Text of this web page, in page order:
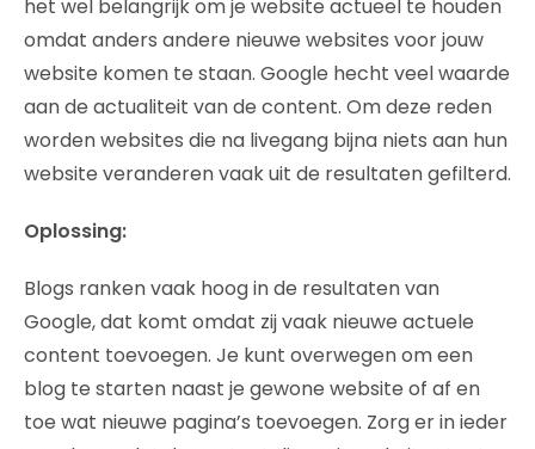
het wel belangrijk om je website actueel te houden
omdat anders andere nieuwe websites voor jouw
website komen te staan. Google hecht veel waarde
aan de actualiteit van de content. Om deze reden
worden websites die na livegang bijna niets aan hun
website veranderen vaak uit de resultaten gefilterd.
Oplossing:
Blogs ranken vaak hoog in de resultaten van
Google, dat komt omdat zij vaak nieuwe actuele
content toevoegen. Je kunt overwegen om een
blog te starten naast je gewone website of af en
toe wat nieuwe pagina’s toevoegen. Zorg er in ieder